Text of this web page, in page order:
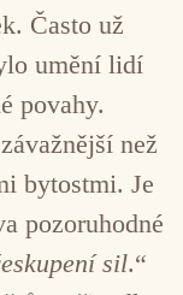
Často už
umění lidí
povahy.
než
bytostmi. Je
pozoruhodné
sil.“